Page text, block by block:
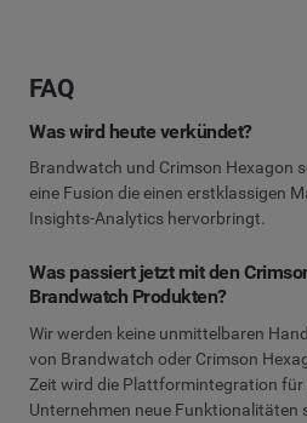
FAQ
Was wird heute verkündet?
Brandwatch und Crimson Hexagon
eine Fusion die einen erstklassigen
Insights-Analytics hervorbringt.
Was passiert jetzt mit den
Brandwatch Produkten?
Wir werden keine unmittelbaren
von Brandwatch oder Crimson
Zeit wird die Plattformintegration für
Unternehmen neue Funktionalitäten